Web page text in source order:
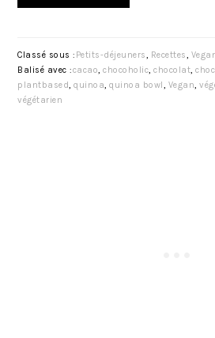
Classé sous : Petits-déjeuners Recettes
Balisé avec :cacao ,chocoholic ,chocolat ,
plantbased ,quinoa ,quinoa bowl Vegan ,
végétarien